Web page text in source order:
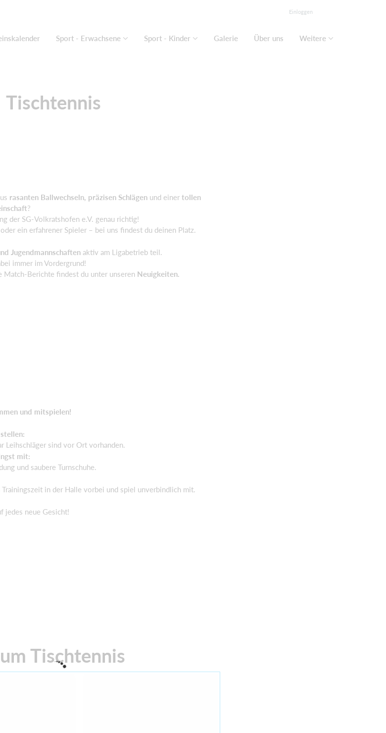
Einloggen
Sport - Erwachsene Sport - Kinder Galerie Über uns Weitere
Tischtennis
rasanten Ballwechseln, präzisen Schlägenund einer tollen
?
der SG-Volkratshofen e.V. genau richtig!
ein erfahrener Spieler – bei uns findest du deinen Platz.
Jugendmannschaftenaktiv am Ligabetrieb teil.
immer im Vordergrund!
Match-Berichte findest du unter unseren Neuigkeiten.
und mitspielen!
Leihschläger sind vor Ort vorhanden.
mit:
und saubere Turnschuhe.
in der Halle vorbei und spiel unverbindlich mit.
jedes neue Gesicht!
Tischtennis